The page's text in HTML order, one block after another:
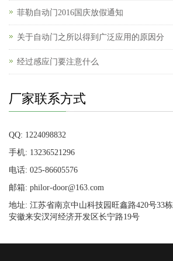
菲勒自动门2016国庆放假通知
关于自动门之所以得到广泛应用的原因分
经过感应门要注意什么
厂家联系方式
QQ: 1224098832
手机: 13236521296
电话: 025-86605576
邮箱: philor-door@163.com
地址: 江苏省南京中山科技园旺鑫路420号33栋
安徽来安汊河经济开发区长宁路19号